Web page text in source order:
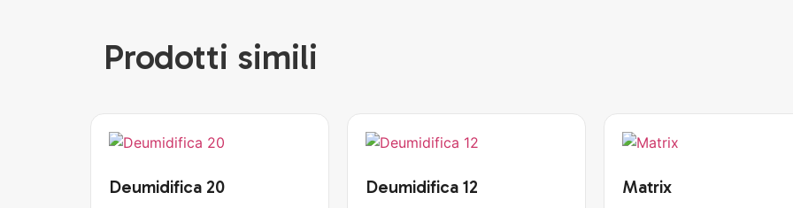
Prodotti simili
Deumidifica 20 Deumidifica 12 Matrix